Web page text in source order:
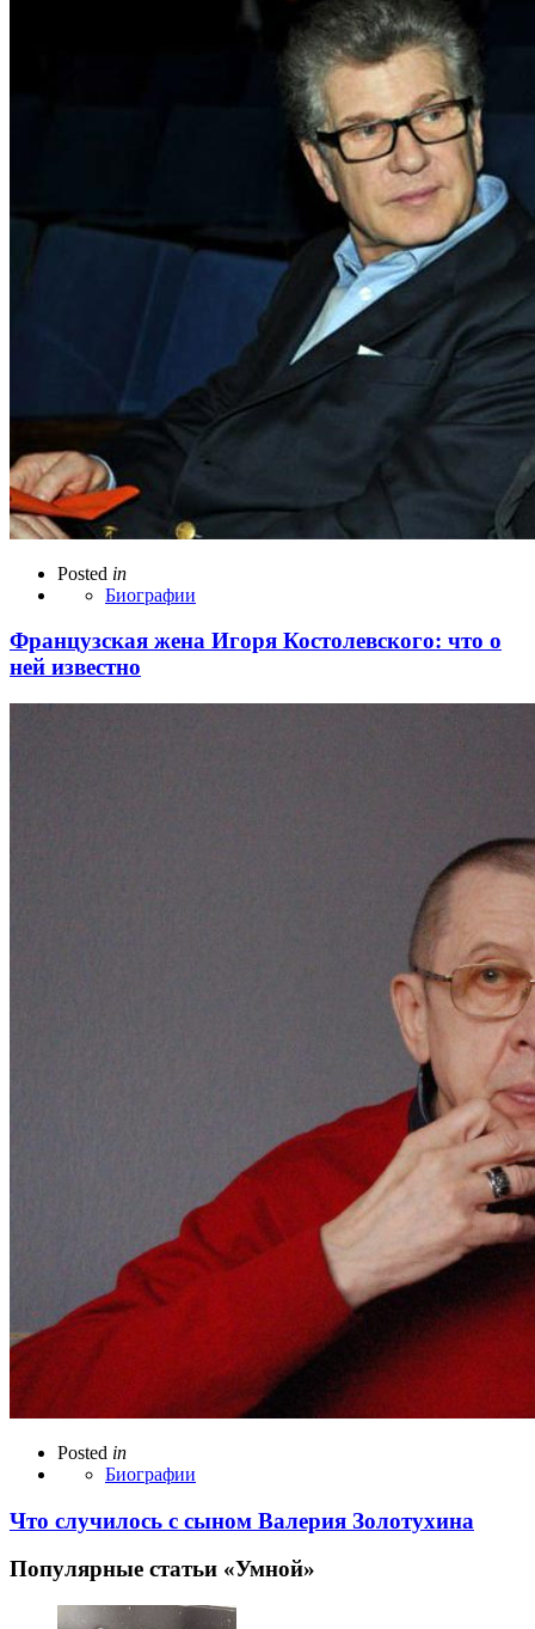
Posted in
Биографии
Французская жена Игоря Костолевского: что о
ней известно
Posted in
Биографии
Что случилось с сыном Валерия Золотухина
Популярные статьи «Умной»